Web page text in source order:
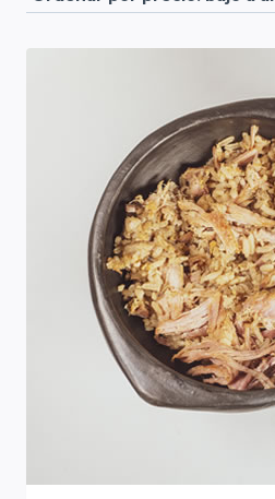
bajo
alto